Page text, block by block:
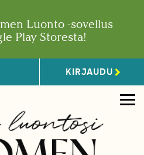
Luonto -sovellus
Play Storesta!
KIRJAUDU